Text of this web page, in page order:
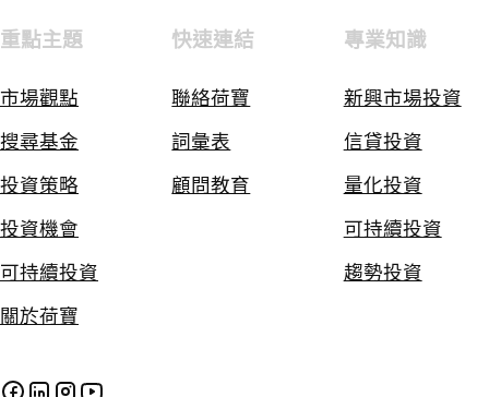
重點主題
市場觀點
搜尋基金
投資策略
投資機會
可持續投資
關於荷寶
快速連結
聯絡荷寶
詞彙表
顧問教育
專業知識
新興市場投資
信貸投資
量化投資
可持續投資
趨勢投資